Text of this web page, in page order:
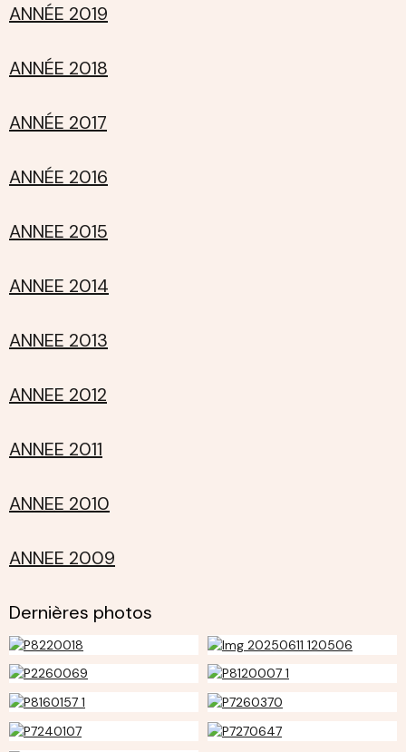
ANNÉE 2019
ANNÉE 2018
ANNÉE 2017
ANNÉE 2016
ANNEE 2015
ANNEE 2014
ANNEE 2013
ANNEE 2012
ANNEE 2011
ANNEE 2010
ANNEE 2009
Dernières photos